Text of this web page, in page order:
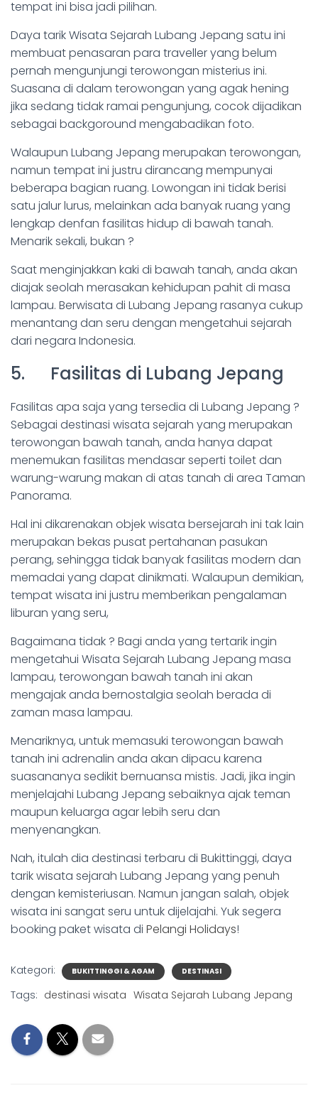
tempat ini bisa jadi pilihan.
Daya tarik Wisata Sejarah Lubang Jepang satu ini
membuat penasaran para traveller yang belum
pernah mengunjungi terowongan misterius ini.
Suasana di dalam terowongan yang agak hening
jika sedang tidak ramai pengunjung, cocok dijadikan
sebagai backgoround mengabadikan foto.
Walaupun Lubang Jepang merupakan terowongan,
namun tempat ini justru dirancang mempunyai
beberapa bagian ruang. Lowongan ini tidak berisi
satu jalur lurus, melainkan ada banyak ruang yang
lengkap denfan fasilitas hidup di bawah tanah.
Menarik sekali, bukan ?
Saat menginjakkan kaki di bawah tanah, anda akan
diajak seolah merasakan kehidupan pahit di masa
lampau. Berwisata di Lubang Jepang rasanya cukup
menantang dan seru dengan mengetahui sejarah
dari negara Indonesia.
5. Fasilitas di Lubang Jepang
Fasilitas apa saja yang tersedia di Lubang Jepang ?
Sebagai destinasi wisata sejarah yang merupakan
terowongan bawah tanah, anda hanya dapat
menemukan fasilitas mendasar seperti toilet dan
warung-warung makan di atas tanah di area Taman
Panorama.
Hal ini dikarenakan objek wisata bersejarah ini tak lain
merupakan bekas pusat pertahanan pasukan
perang, sehingga tidak banyak fasilitas modern dan
memadai yang dapat dinikmati. Walaupun demikian,
tempat wisata ini justru memberikan pengalaman
liburan yang seru,
Bagaimana tidak ? Bagi anda yang tertarik ingin
mengetahui Wisata Sejarah Lubang Jepang masa
lampau, terowongan bawah tanah ini akan
mengajak anda bernostalgia seolah berada di
zaman masa lampau.
Menariknya, untuk memasuki terowongan bawah
tanah ini adrenalin anda akan dipacu karena
suasananya sedikit bernuansa mistis. Jadi, jika ingin
menjelajahi Lubang Jepang sebaiknya ajak teman
maupun keluarga agar lebih seru dan
menyenangkan.
Nah, itulah dia destinasi terbaru di Bukittinggi, daya
tarik wisata sejarah Lubang Jepang yang penuh
dengan kemisteriusan. Namun jangan salah, objek
wisata ini sangat seru untuk dijelajahi. Yuk segera
booking paket wisata di Pelangi Holidays!
Kategori: BUKITTINGGI & AGAM DESTINASI
Tags: destinasi wisata Wisata Sejarah Lubang Jepang